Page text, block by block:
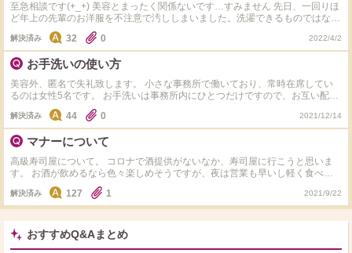
至急相談です(+_+) 美容とまったく関係ないです…すみません 先日、一回りほ
ど年上の先輩のお洋服を不注意で汚ししまいました。洗濯できるものではなく
スーツのパンツです。少しではあり、そこまで、目立たない場所ではあるので
すが、しみとなって残る可能性があります。その場は言葉で謝罪して、大丈夫
といって下さったのですが、申し訳なく気に病んでいます。またその場でクリ
ーニング代負担することをすぐに申し出なかった気の効かなさにも自分でがっ
かりしています。 今からでもクリーニング代としていくらかお渡しすること
を考えていますが、こういう場合、どのような対応がもっとも失礼がなく適切
ですか？？弁償とかも含めて、常識的な対応についてご意見ください(._.) この
年(アラフォーです)にもなって、こんなことも自分で判断できずお恥ずかしい
のですが、 よろしくお願いします
解決済み 32 0 2022/4/2
お手洗いの使い方
美容外、匿名で失礼致します。 小さな事務所で働いており、常時在席してい
るのは女性5名です。 お手洗いは事務所内にひとつだけですので、お互い配慮
をしながら使用しておりました。 ところが、新しく入って来た女性は全く配
慮がなく、ペーパーを使用する際にカラカラ音をさせたり、ペーパーホルダー
があるのに、ペーパーが斜めに千切れて垂れ下がっていたりという状態です。
気持ちの良いものではありません。 こういう場合、本人に直接伝えるほうが
良いのでしょうか？なかなか言い難いことですので、ご意見を伺いたいと思い
ます。よろしくお願い致します。
解決済み 44 0 2021/12/14
マナーについて
高級寿司屋について。 コロナで酒提供がないなか、寿司屋に行こうと思いま
す。 お酒が飲めるなら色々楽しめそうですが、夜は営業も早いし軽く食べた
いと考えてます。 電話で空いているか確認して、軽く食べたいからと、1人1
万円ぐらいでとお願いするのは失礼でしょうか？
解決済み 127 1 2021/9/22
おすすめQ&Aまとめ